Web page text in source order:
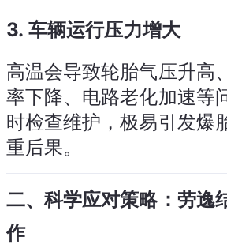
3.车辆运行压力增大
高温会导致轮胎气压升高
率下降、电路老化加速等
时检查维护，极易引发爆
重后果。
二、科学应对策略：劳逸
作